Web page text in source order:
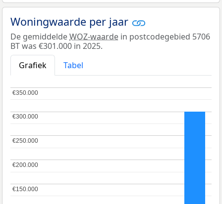
Woningwaarde per jaar
De gemiddeldeWOZ-waarde in postcodegebied 5706
BT was €301.000 in 2025.
Grafiek
Tabel
€150.000
€150.000
€200.000
€200.000
€250.000
€250.000
€300.000
€300.000
€350.000
€350.000